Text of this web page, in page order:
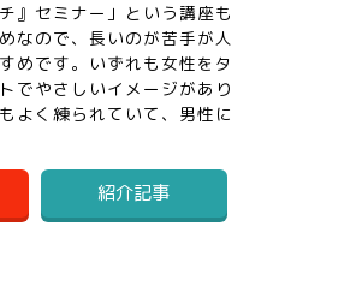
』セミナー」という講座も
なので、長いのが苦手が人
めです。いずれも女性をタ
でやさしいイメージがあり
よく練られていて、男性に
紹介記事